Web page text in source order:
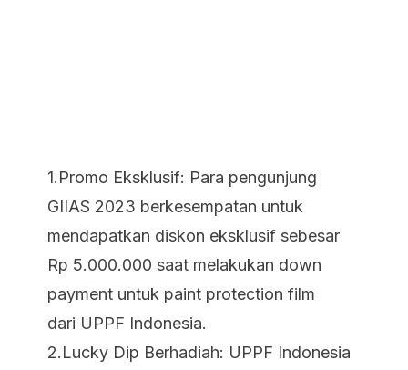
1.Promo Eksklusif: Para pengunjung
GIIAS 2023 berkesempatan untuk
mendapatkan diskon eksklusif sebesar
Rp 5.000.000 saat melakukan down
payment untuk paint protection film
dari UPPF Indonesia.
2.Lucky Dip Berhadiah: UPPF Indonesia